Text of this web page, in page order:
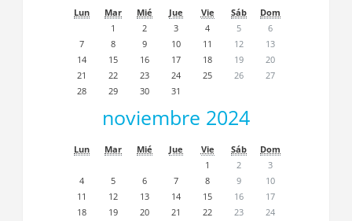
Lun Mar Mié Jue Vie Sáb
Dom
1
2 3 4 5
6
7
8 9 10 11 12
13
14
15 16 17 18 19
20
21
22 23 24 25 26
27
28
29 30 31
noviembre 2024
Lun Mar Mié Jue Vie Sáb
Dom
1
2
3
4
5 6 7 8 9
10
11
12 13 14 15 16
17
18
19 20 21 22 23
24